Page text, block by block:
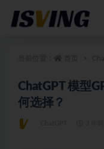
ChatGPT 模型
何选择？